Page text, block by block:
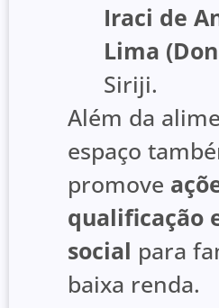
Iraci de
Lima
Siriji.
Além da
espaço
promove
qualificação
social para
baixa renda.